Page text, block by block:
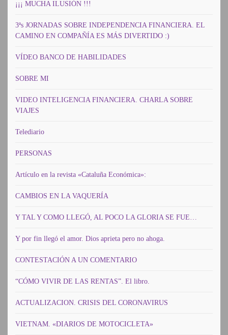
¡¡¡ MUCHA ILUSIÓN !!!
3ªs JORNADAS SOBRE INDEPENDENCIA FINANCIERA. EL
CAMINO EN COMPAÑÍA ES MÁS DIVERTIDO :)
VÍDEO BANCO DE HABILIDADES
SOBRE MI
VIDEO INTELIGENCIA FINANCIERA. CHARLA SOBRE
VIAJES
Telediario
PERSONAS
Artículo en la revista «Cataluña Económica»:
CAMBIOS EN LA VAQUERÍA
Y TAL Y COMO LLEGÓ, AL POCO LA GLORIA SE FUE…
Y por fin llegó el amor. Dios aprieta pero no ahoga.
CONTESTACIÓN A UN COMENTARIO
“CÓMO VIVIR DE LAS RENTAS”. El libro.
ACTUALIZACION. CRISIS DEL CORONAVIRUS
VIETNAM. «DIARIOS DE MOTOCICLETA»